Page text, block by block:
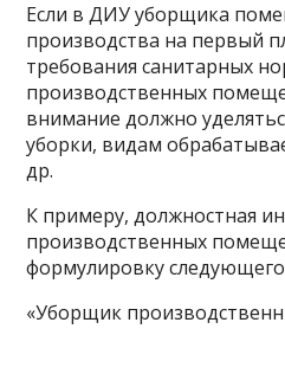
Если в ДИУ уборщика
производства на первый
требования санитарных
производственных
внимание должно
уборки, видам
др.
К примеру, должностная
производственных
формулировку
«Уборщик